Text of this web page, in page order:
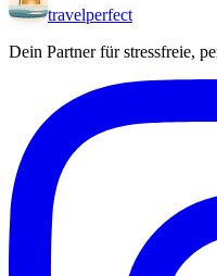
travelperfect
Dein Partner für stressfreie,